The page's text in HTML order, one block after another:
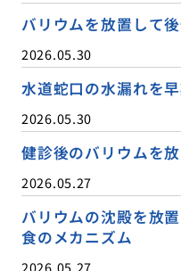
バリウムを放置して
2026.05.30
水道蛇口の水漏れを
2026.05.30
健診後のバリウムを
2026.05.27
バリウムの沈殿を放
食のメカニズム
2026.05.27